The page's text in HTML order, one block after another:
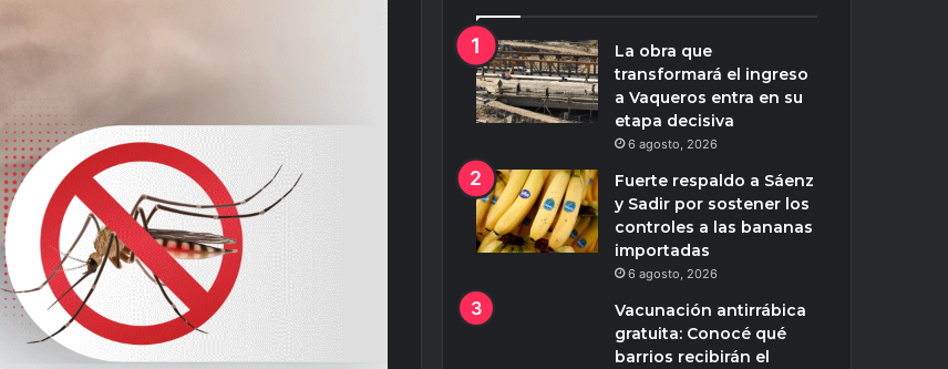
La obra que
transformará el ingreso
a Vaqueros entra en su
etapa decisiva
6 agosto, 2026
Fuerte respaldo a Sáenz
y Sadir por sostener los
controles a las bananas
importadas
6 agosto, 2026
Vacunación antirrábica
gratuita: Conocé qué
barrios recibirán el